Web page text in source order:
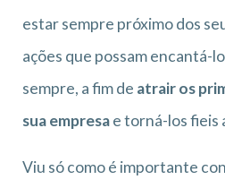
estar sempre próximo dos
ações que possam encantá-
sempre, a fim de atrair os
sua empresae torná-los fieis
Viu só como é importante